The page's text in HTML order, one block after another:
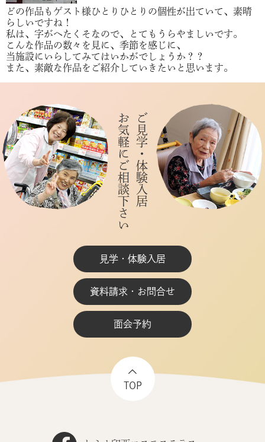
どの作品もゲスト様ひとりひとりの個性が出ていて、素晴
らしいですね！
私は、字がへたくそなので、とてもうらやましいです。
こんな作品の数々を見に、季節を感じに、
当施設にいらしてみてはいかがでしょうか？？
また、素敵な作品をご紹介していきたいと思います。
お気軽にご相談下さいご見学・体験入居
見学・体験入居
資料請求・お問合せ
面会予約
TOP